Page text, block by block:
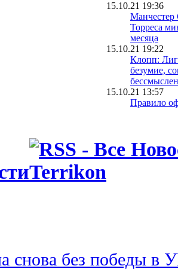
15.10.21 19:36
Торреса
месяца
15.10.21 19:22
Клопп:
безумие,
15.10.21 13:57
Правило
11.10.21 13:40
снова без победы